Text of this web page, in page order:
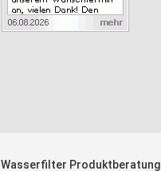
Wasserfilter Produktberatung